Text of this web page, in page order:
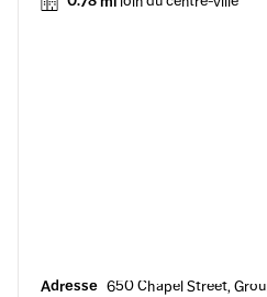
Adresse 650 Chapel Street,